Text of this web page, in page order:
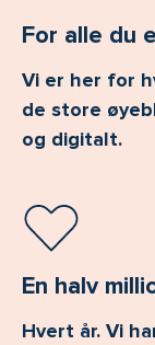
For alle du
Vi er her for
de store
og digitalt.
En halv
Hvert år. Vi